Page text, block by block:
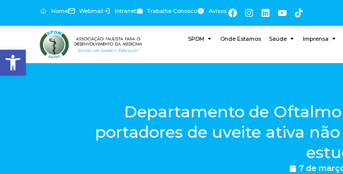
Abrir a barra de ferramentas
Home Webmail Intranet Trabalhe Conosco Avisos
SPDM Onde Estamos Saúde Imprensa
Departamento de
portadores de uveite ativa
7 de